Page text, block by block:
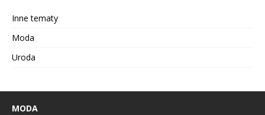
Inne tematy
Moda
Uroda
MODA